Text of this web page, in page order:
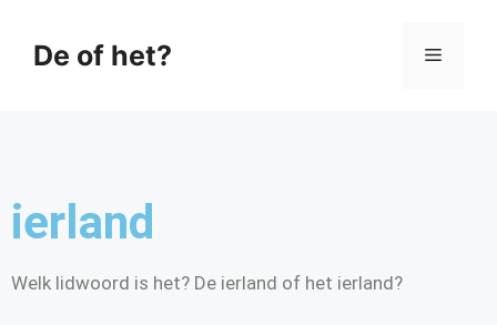
De of het?
ierland
Welk lidwoord is het? De ierland of het ierland?